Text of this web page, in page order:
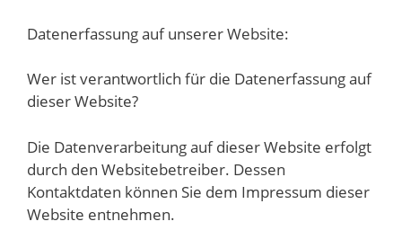
Datenerfassung auf unserer Website:
Wer ist verantwortlich für die Datenerfassung auf
dieser Website?
Die Datenverarbeitung auf dieser Website erfolgt
durch den Websitebetreiber. Dessen
Kontaktdaten können Sie dem Impressum dieser
Website entnehmen.